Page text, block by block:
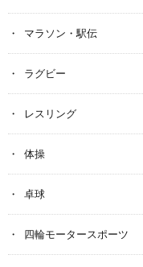
マラソン・駅伝
ラグビー
レスリング
体操
卓球
四輪モータースポーツ